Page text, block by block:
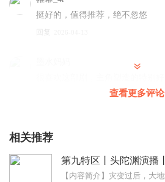
挺好的，值得推荐，绝不忽悠
回复
能力超群，最可贵的是感情专一。
喂再不接花那我扔了
挺好的，主播播的也不错。
2025-11-18
查看更多评论
相关推荐